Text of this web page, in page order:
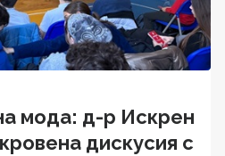
мода: д-р Искрен
дискусия с